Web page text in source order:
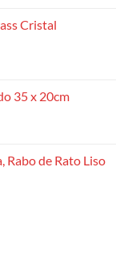
Cristal
35 x 20cm
Rabo de Rato Liso